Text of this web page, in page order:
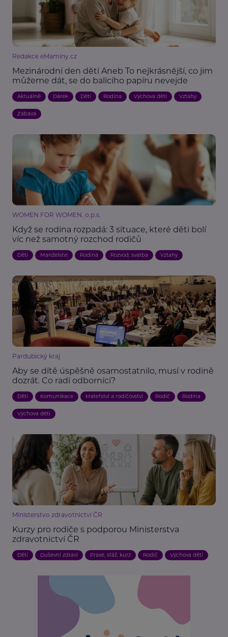
Redakce eMaminy.cz
Mezinárodní den dětí Aneb To nejkrásnější, co jim
můžeme dát, se do balicího papíru nevejde
Aktuálně Dárek Děti Rodina Výchova dětí Vztahy
Zábava
WOMEN FOR WOMEN, o.p.s.
Když se rodina rozpadá: 3 situace, které děti bolí
víc než samotný rozchod rodičů
Děti Manželství Rodina Rozvod, svatba Vztahy
Pardubický kraj
Aby se dítě úspěšně osamostatnilo, musí v rodině
dozrát. Co radí odborníci?
Děti Komunikace Mateřství a rodičovství Rodič Rodina
Výchova dětí
Ministerstvo zdravotnictví ČR
Kurzy pro rodiče s podporou Ministerstva
zdravotnictví ČR
Děti Duševní zdraví Praxe, stáž, kurz Rodič Výchova dětí